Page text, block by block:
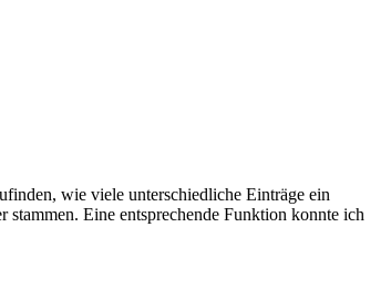
wie viele unterschiedliche Einträge ein
stammen. Eine entsprechende Funktion konnte ich